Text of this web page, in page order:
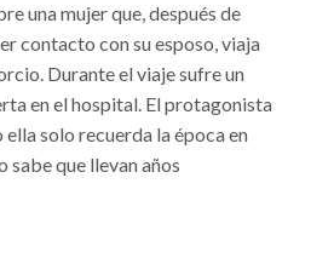
una mujer que, después de
contacto con su esposo, viaja
Durante el viaje sufre un
en el hospital. El protagonista
ella solo recuerda la época en
sabe que llevan años